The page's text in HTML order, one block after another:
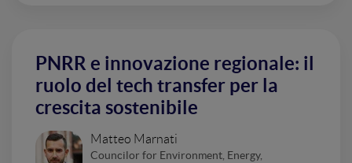
PNRR e innovazione regionale: il
ruolo del tech transfer per la
crescita sostenibile
Matteo Marnati
Councilor for Environment, Energy,